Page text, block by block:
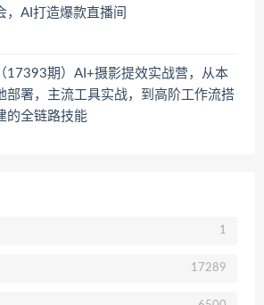
，AI打造爆款直播间
（17393期）AI+摄影提效实战营，从本
部署，主流工具实战，到高阶工作流搭
的全链路技能
1
17289